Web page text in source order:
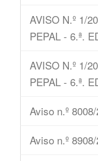
AVISO N.º 1/
PEPAL - 6.ª.
AVISO N.º 1/
PEPAL - 6.ª.
Aviso n.º
Aviso n.º